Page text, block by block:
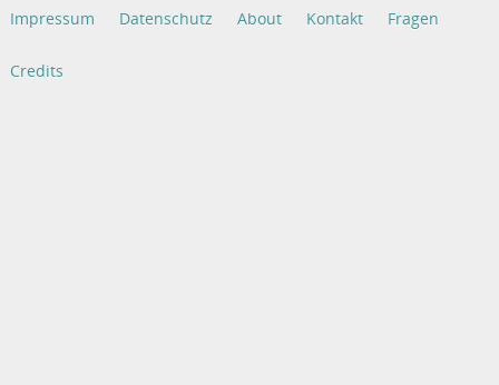
Impressum Datenschutz About Kontakt Fragen
Credits